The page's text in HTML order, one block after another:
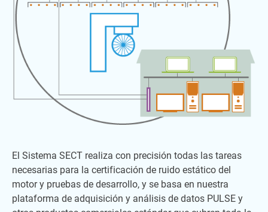
El Sistema SECT realiza con precisión todas las tareas
necesarias para la certificación de ruido estático del
motor y pruebas de desarrollo, y se basa en nuestra
plataforma de adquisición y análisis de datos PULSE y